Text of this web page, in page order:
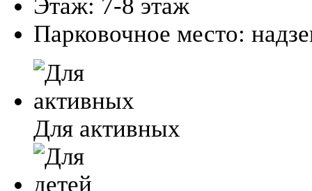
Этаж: 7-8 этаж
Парковочное место:
Для активных